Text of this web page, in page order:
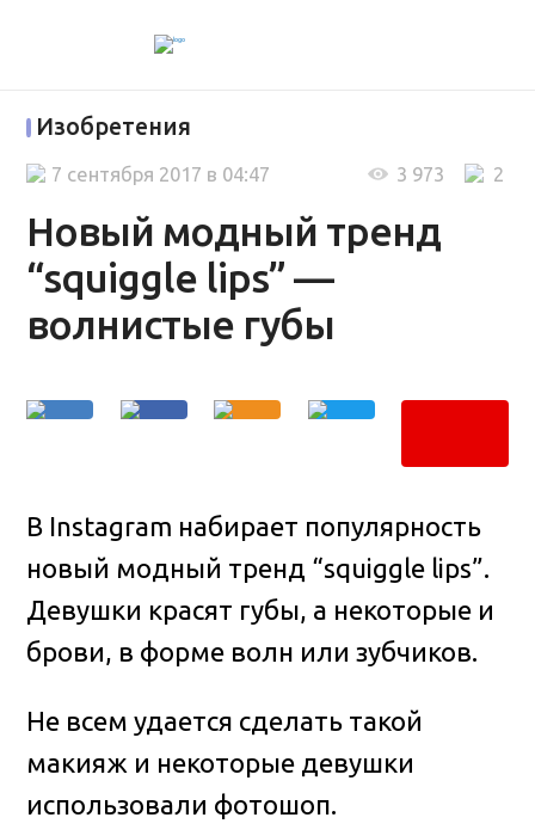
Изобретения
Новый модный тренд
“squiggle lips” —
волнистые губы
2
3 973
7 сентября 2017 в 04:47
В Instagram набирает популярность
новый модный тренд “squiggle lips”.
Девушки красят губы, а некоторые и
брови, в форме волн или зубчиков.
Не всем удается сделать такой
макияж и некоторые девушки
использовали фотошоп.